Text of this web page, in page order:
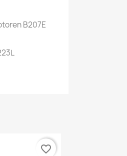
B207E
favorite_border